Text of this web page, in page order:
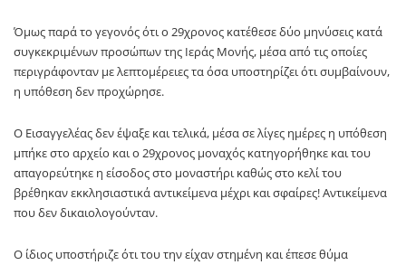
Όμως παρά το γεγονός ότι ο 29χρονος κατέθεσε δύο μηνύσεις κατά
συγκεκριμένων προσώπων της Ιεράς Μονής, μέσα από τις οποίες
περιγράφονταν με λεπτομέρειες τα όσα υποστηρίζει ότι συμβαίνουν,
η υπόθεση δεν προχώρησε.
Ο Εισαγγελέας δεν έψαξε και τελικά, μέσα σε λίγες ημέρες η υπόθεση
μπήκε στο αρχείο και ο 29χρονος μοναχός κατηγορήθηκε και του
απαγορεύτηκε η είσοδος στο μοναστήρι καθώς στο κελί του
βρέθηκαν εκκλησιαστικά αντικείμενα μέχρι και σφαίρες! Αντικείμενα
που δεν δικαιολογούνταν.
Ο ίδιος υποστήριζε ότι του την είχαν στημένη και έπεσε θύμα